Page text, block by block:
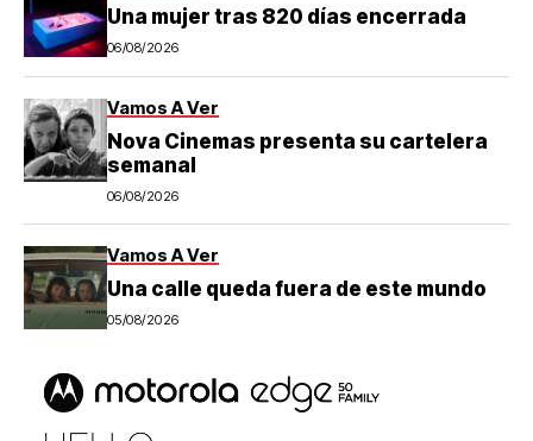
Una mujer tras 820 días encerrada
06/08/2026
Vamos A Ver
Nova Cinemas presenta su cartelera
semanal
06/08/2026
Vamos A Ver
Una calle queda fuera de este mundo
05/08/2026